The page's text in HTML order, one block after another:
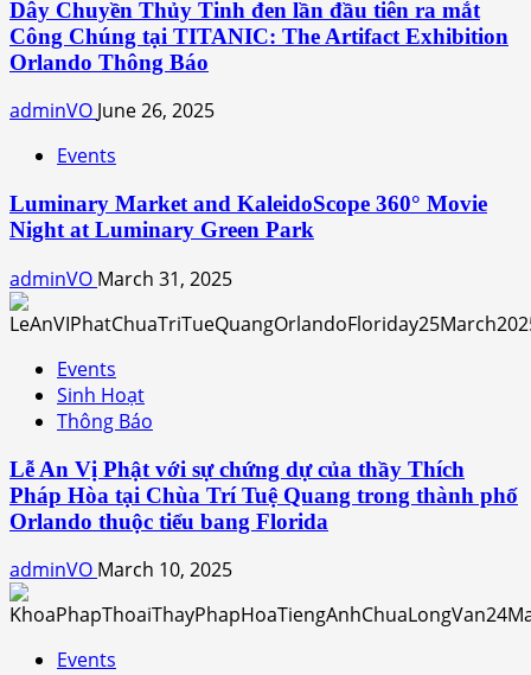
Dây Chuyền Thủy Tinh đen lần đầu tiên ra mắt
Công Chúng tại TITANIC: The Artifact Exhibition
Orlando Thông Báo
adminVO June 26, 2025
Events
Luminary Market and KaleidoScope 360° Movie
Night at Luminary Green Park
adminVO March 31, 2025
Events
Sinh Hoạt
Thông Báo
Lễ An Vị Phật với sự chứng dự của thầy Thích
Pháp Hòa tại Chùa Trí Tuệ Quang trong thành phố
Orlando thuộc tiểu bang Florida
adminVO March 10, 2025
Events